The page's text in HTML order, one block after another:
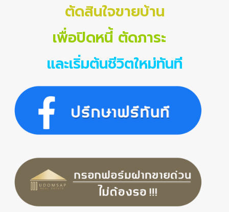
ตัดสินใจขายบ้าน
เพื่อปิดหนี้ ตัดภาระ
และเริ่มต้นชีวิตใหม่ทันที